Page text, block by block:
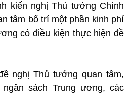
kiến nghị Thủ tướng Chính
tâm bố trí một phần kinh phí
có điều kiện thực hiện đề
nghị Thủ tướng quan tâm,
sách Trung ương, các